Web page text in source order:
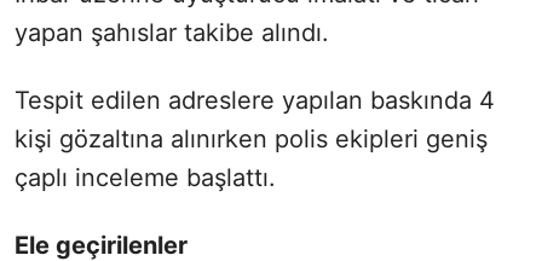
yapan şahıslar takibe alındı.
Tespit edilen adreslere yapılan baskında 4
kişi gözaltına alınırken polis ekipleri geniş
çaplı inceleme başlattı.
Ele geçirilenler